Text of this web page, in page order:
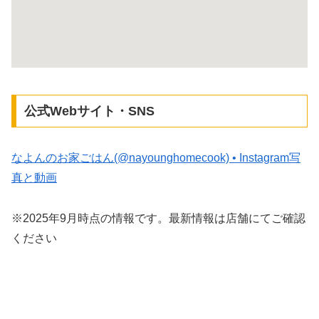
公式Webサイト・SNS
なよんのお家ごはん(@nayounghomecook) • Instagram写
真と動画
※2025年9月時点の情報です。最新情報は店舗にてご確認
ください